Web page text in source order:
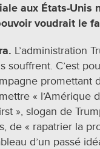
aux États-Unis
voudrait le
L’administration
souffrent. C’est
promettant
« l’Amérique
», slogan de
de « rapatrier la
d’un passé